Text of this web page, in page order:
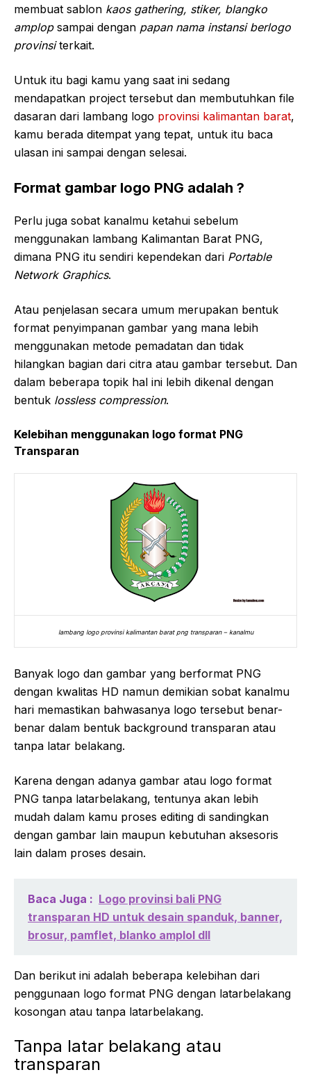
membuat sablon kaos gathering, stiker, blangko
amplopsampai dengan papan nama instansi berlogo
provinsiterkait.
Untuk itu bagi kamu yang saat ini sedang
mendapatkan project tersebut dan membutuhkan file
dasaran dari lambang logo provinsi kalimantan barat,
kamu berada ditempat yang tepat, untuk itu baca
ulasan ini sampai dengan selesai.
Format gambar logo PNG adalah ?
Perlu juga sobat kanalmu ketahui sebelum
menggunakan lambang Kalimantan Barat PNG,
dimana PNG itu sendiri kependekan dari Portable
Network Graphics.
Atau penjelasan secara umum merupakan bentuk
format penyimpanan gambar yang mana lebih
menggunakan metode pemadatan dan tidak
hilangkan bagian dari citra atau gambar tersebut. Dan
dalam beberapa topik hal ini lebih dikenal dengan
bentuk lossless compression.
Kelebihan menggunakan logo format PNG
Transparan
lambang logo provinsi kalimantan barat png transparan – kanalmu
Banyak logo dan gambar yang berformat PNG
dengan kwalitas HD namun demikian sobat kanalmu
hari memastikan bahwasanya logo tersebut benar-
benar dalam bentuk background transparan atau
tanpa latar belakang.
Karena dengan adanya gambar atau logo format
PNG tanpa latarbelakang, tentunya akan lebih
mudah dalam kamu proses editing di sandingkan
dengan gambar lain maupun kebutuhan aksesoris
lain dalam proses desain.
Baca Juga : Logo provinsi bali PNG
transparan HD untuk desain spanduk, banner,
brosur, pamflet, blanko amplol dll
Dan berikut ini adalah beberapa kelebihan dari
penggunaan logo format PNG dengan latarbelakang
kosongan atau tanpa latarbelakang.
Tanpa latar belakang atau
transparan